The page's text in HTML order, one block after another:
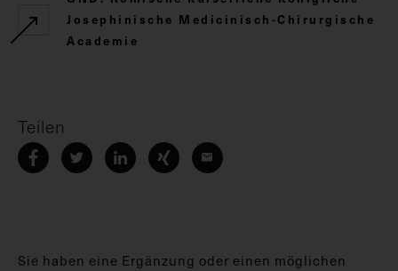
Josephinische Medicinisch-Chirurgische
Academie
Teilen
Sie haben eine Ergänzung oder einen möglichen